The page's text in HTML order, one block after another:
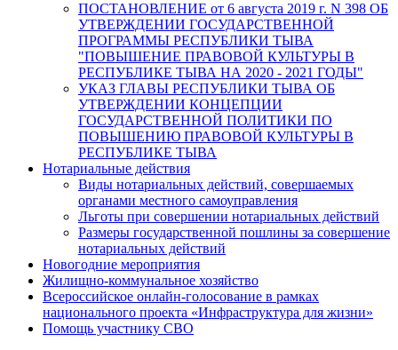
ПОСТАНОВЛЕНИЕ от 6 августа 2019 г. N 398 ОБ
УТВЕРЖДЕНИИ ГОСУДАРСТВЕННОЙ
ПРОГРАММЫ РЕСПУБЛИКИ ТЫВА
"ПОВЫШЕНИЕ ПРАВОВОЙ КУЛЬТУРЫ В
РЕСПУБЛИКЕ ТЫВА НА 2020 - 2021 ГОДЫ"
УКАЗ ГЛАВЫ РЕСПУБЛИКИ ТЫВА ОБ
УТВЕРЖДЕНИИ КОНЦЕПЦИИ
ГОСУДАРСТВЕННОЙ ПОЛИТИКИ ПО
ПОВЫШЕНИЮ ПРАВОВОЙ КУЛЬТУРЫ В
РЕСПУБЛИКЕ ТЫВА
Нотариальные действия
Виды нотариальных действий, совершаемых
органами местного самоуправления
Льготы при совершении нотариальных действий
Размеры государственной пошлины за совершение
нотариальных действий
Новогодние мероприятия
Жилищно-коммунальное хозяйство
Всероссийское онлайн-голосование в рамках
национального проекта «Инфраструктура для жизни»
Помощь участнику СВО